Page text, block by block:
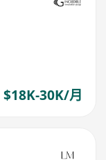
$18K-30K/月